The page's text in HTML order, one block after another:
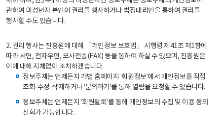
관하여 미성년자 본인이 권리를 행사하거나 법정대리인을 통하여 권리를
행사할 수도 있습니다.
2. 권리 행사는 진흥원에 대해 「개인정보 보호법」 시행령 제41조 제1항에
따라 서면, 전자우편, 모사전송(FAX) 등을 통하여 하실 수 있으며, 진흥원은
이에 대해 지체없이 조치하겠습니다.
정보주체는 언제든지 개별 홈페이지 ‘회원정보’에서 개인정보를 직접
조회·수정·삭제하거나 ‘문의하기’를 통해 열람을 요청할 수 있습니다.
정보주체는 언제든지 ‘회원탈퇴’를 통해 개인정보의 수집 및 이용 동의
철회가 가능합니다.